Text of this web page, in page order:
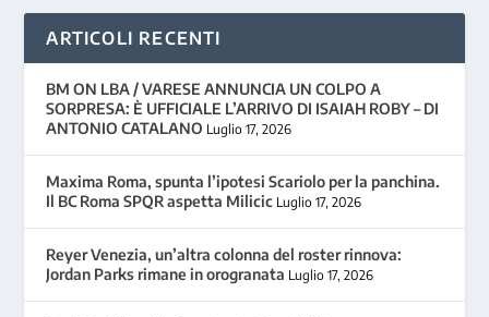
ARTICOLI RECENTI
BM ON LBA / VARESE ANNUNCIA UN COLPO A
SORPRESA: È UFFICIALE L’ARRIVO DI ISAIAH ROBY – DI
ANTONIO CATALANO Luglio 17, 2026
Maxima Roma, spunta l’ipotesi Scariolo per la panchina.
Il BC Roma SPQR aspetta Milicic Luglio 17, 2026
Reyer Venezia, un’altra colonna del roster rinnova:
Jordan Parks rimane in orogranata Luglio 17, 2026